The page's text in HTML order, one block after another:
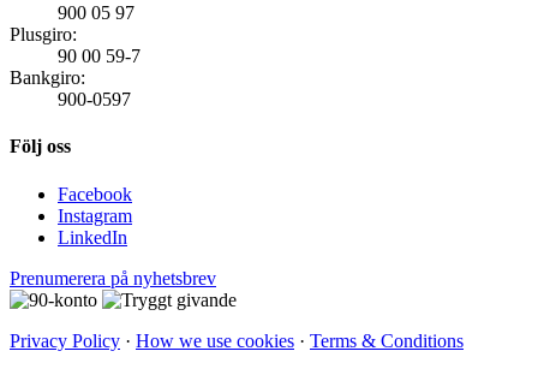
900 05 97
Plusgiro:
90 00 59-7
Bankgiro:
900-0597
Följ oss
Facebook
Instagram
LinkedIn
Prenumerera på nyhetsbrev
Privacy Policy · How we use cookies · Terms & Conditions